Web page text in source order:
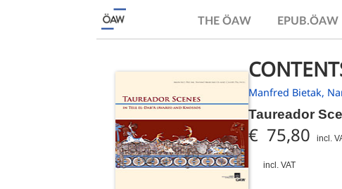
THE ÖAW EPUB.ÖAW
Manfred Bietak,
Taureador
€ 75,80 incl.
incl. VAT